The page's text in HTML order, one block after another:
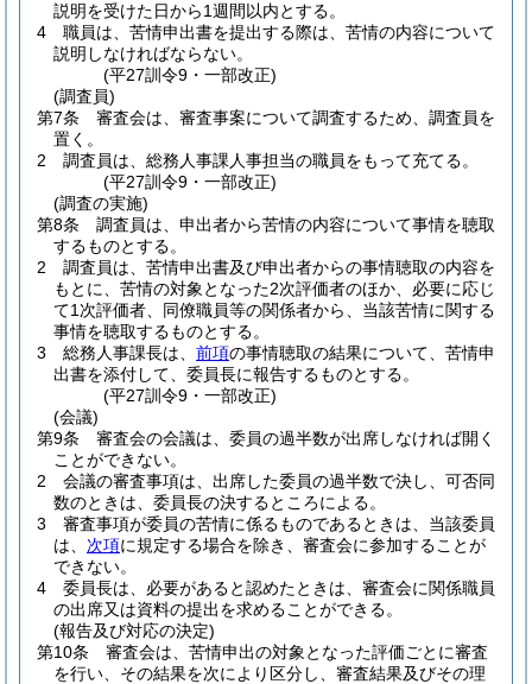
説明を受けた日から1週間以内とする。
4
職員は、苦情申出書を提出する際は、苦情の内容について
説明しなければならない。
(平27訓令9・一部改正)
(調査員)
第7条
審査会は、審査事案について調査するため、調査員を
置く。
2
調査員は、総務人事課人事担当の職員をもって充てる。
(平27訓令9・一部改正)
(調査の実施)
第8条
調査員は、申出者から苦情の内容について事情を聴取
するものとする。
2
調査員は、苦情申出書及び申出者からの事情聴取の内容を
もとに、苦情の対象となった2次評価者のほか、必要に応じ
て1次評価者、同僚職員等の関係者から、当該苦情に関する
事情を聴取するものとする。
3
総務人事課長は、 前項の事情聴取の結果について、苦情申
出書を添付して、委員長に報告するものとする。
(平27訓令9・一部改正)
(会議)
第9条
審査会の会議は、委員の過半数が出席しなければ開く
ことができない。
2
会議の審査事項は、出席した委員の過半数で決し、可否同
数のときは、委員長の決するところによる。
3
審査事項が委員の苦情に係るものであるときは、当該委員
は、 次項に規定する場合を除き、審査会に参加することが
できない。
4
委員長は、必要があると認めたときは、審査会に関係職員
の出席又は資料の提出を求めることができる。
(報告及び対応の決定)
第10条
審査会は、苦情申出の対象となった評価ごとに審査
を行い、その結果を次により区分し、審査結果及びその理